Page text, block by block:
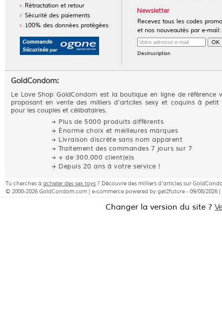
Rétractation et retour
Sécurité des paiements
100% des données protégées
Newsletter
Recevez tous les codes
et nos nouveautés par e-mail:
Désinscription
GoldCondom:
Le Love Shop GoldCondom est la boutique en ligne de référence
proposant en vente des milliers d'artciles sexy et coquins à petit
pour les couples et célibataires.
Plus de 5000 produits différents
Énorme choix et meilleures marques
Livraison discrète sans nom apparent
Traitement des commandes 7 jours sur 7
+ de 300.000 client(e)s
Depuis 20 ans à votre service !
Tu cherches à acheter des sex toys ? Découvre des milliers d'articles sur
© 2000-2026 GoldCondom.com | e-commerce powered by get2future - 09/08/2026 |
Changer la version du site ?